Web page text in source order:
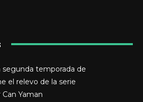
temporada de
el relevo de la serie
Yaman